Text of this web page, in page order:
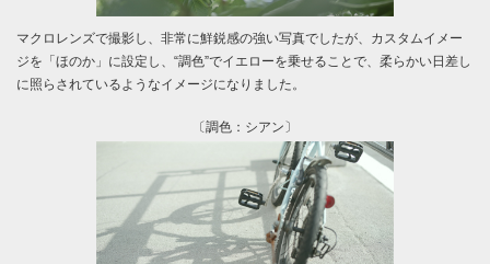
マクロレンズで撮影し、非常に鮮鋭感の強い写真でしたが、カスタムイメー
ジを「ほのか」に設定し、“調色”でイエローを乗せることで、柔らかい日差し
に照らされているようなイメージになりました。
〔調色：シアン〕